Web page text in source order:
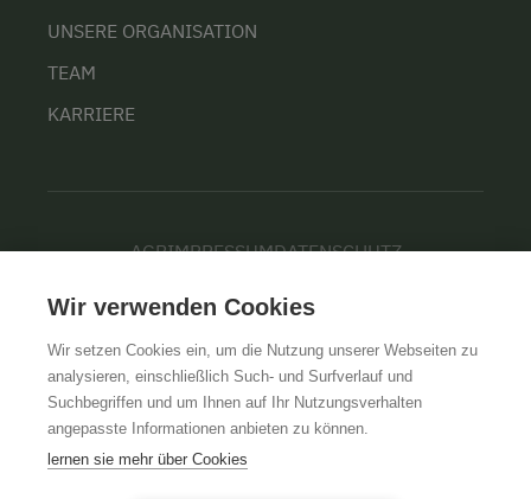
UNSERE ORGANISATION
TEAM
KARRIERE
AGBIMPRESSUMDATENSCHUTZ
Wir verwenden Cookies
Wir setzen Cookies ein, um die Nutzung unserer Webseiten zu
analysieren, einschließlich Such- und Surfverlauf und
Suchbegriffen und um Ihnen auf Ihr Nutzungsverhalten
angepasste Informationen anbieten zu können.
lernen sie mehr über Cookies